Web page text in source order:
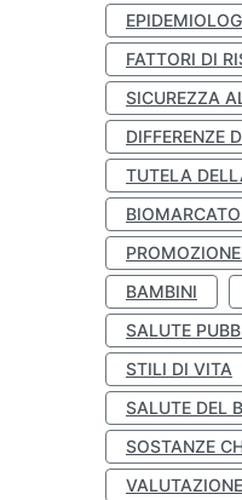
FATTORI DI
SICUREZZA
DIFFERENZE
TUTELA
BAMBINI
SALUTE
STILI DI VITA
SALUTE DEL
SOSTANZE